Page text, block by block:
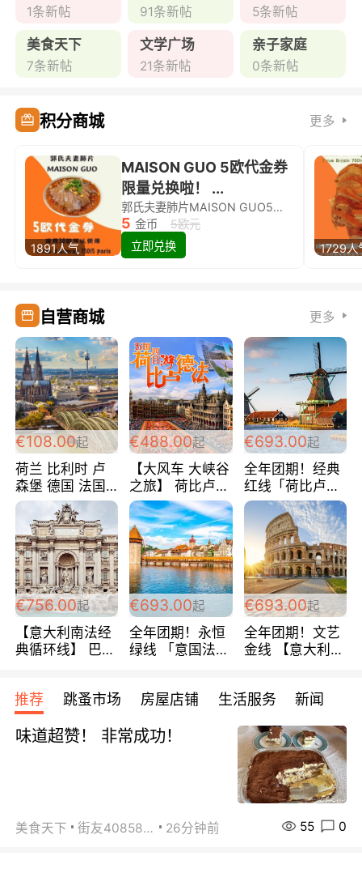
1条新帖 91条新帖 5条新帖
美食天下
7条新帖
文学广场
21条新帖
亲子家庭
0条新帖
积分商城 更多
1891人气
MAISON GUO 5欧代金券
限量兑换啦！ ...
郭氏夫妻肺片MAISON GUO5欧代金券限量兑换啦！
5 金币
5欧元
立即兑换
1729人
自营商城 更多
€108.00起
荷兰 比利时 卢
森堡 德国 法国
超爽玩遍西欧 循
环线 全程四星宾
馆 108欧/人/天
€488.00起
【大风车 大峡谷
之旅】 荷比卢德
法 巴黎上下 经
典五国四日游
488欧/人
€693.00起
全年团期！经典
红线「荷比卢德
法」七天循环 五
国 仅售99欧/人/
天！巴黎上下！
包拼房~
€756.00起
【意大利南法经
典循环线】 巴黎
宾馆 108欧/天起
全程756欧/位
€693.00起
全年团期！永恒
绿线 「意国法
欧/天起 ~包拼房
€693.00起
全年团期！文艺
金线 【意大利一
每周铁发！
推荐 跳蚤市场 房屋店铺 生活服务 新闻
味道超赞！ 非常成功！
美食天下 街友40858442 26分钟前 55 0